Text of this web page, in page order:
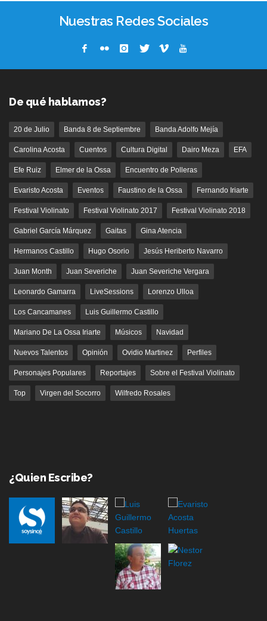
Nuestras Redes Sociales
De qué hablamos?
20 de Julio Banda 8 de Septiembre Banda Adolfo Mejía
Carolina Acosta Cuentos Cultura Digital Dairo Meza EFA
Efe Ruiz Elmer de la Ossa Encuentro de Polleras
Evaristo Acosta Eventos Faustino de la Ossa Fernando Iriarte
Festival Violinato Festival Violinato 2017 Festival Violinato 2018
Gabriel García Márquez Gaitas Gina Atencia
Hermanos Castillo Hugo Osorio Jesús Heriberto Navarro
Juan Month Juan Severiche Juan Severiche Vergara
Leonardo Gamarra LiveSessions Lorenzo Ulloa
Los Cancamanes Luis Guillermo Castillo
Mariano De La Ossa Iriarte Músicos Navidad
Nuevos Talentos Opinión Ovidio Martinez Perfiles
Personajes Populares Reportajes Sobre el Festival Violinato
Top Virgen del Socorro Wilfredo Rosales
¿Quien Escribe?